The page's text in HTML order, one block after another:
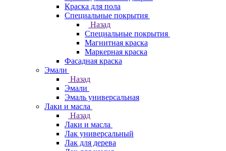
Краска для пола
Специальные покрытия
Назад
Специальные покрытия
Магнитная краска
Маркерная краска
Фасадная краска
Эмали
Назад
Эмали
Эмаль универсальная
Лаки и масла
Назад
Лаки и масла
Лак универсальный
Лак для дерева